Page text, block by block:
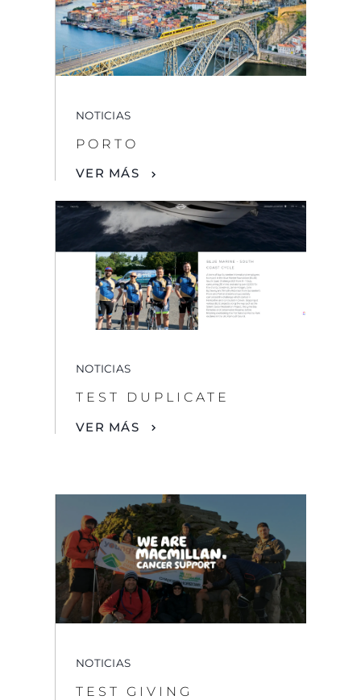
NOTICIAS
PORTO
VER MÁS
NOTICIAS
TEST DUPLICATE
VER MÁS
NOTICIAS
TEST GIVING